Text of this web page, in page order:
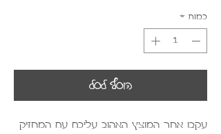
כמות *
הוסף לסל
עקבו אחר המוצץ האהוב עליכם עם המחזיק